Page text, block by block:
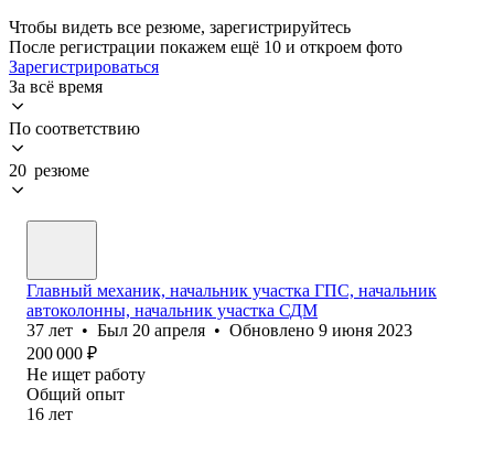
Чтобы видеть все резюме, зарегистрируйтесь
После регистрации покажем ещё 10 и откроем фото
Зарегистрироваться
За всё время
По соответствию
20 резюме
Главный механик, начальник участка ГПС, начальник
автоколонны, начальник участка СДМ
37 лет • Был 20 апреля • Обновлено 9 июня 2023
200 000 ₽
Не ищет работу
Общий опыт
16 лет